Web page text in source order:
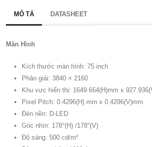
MÔ TẢ DATASHEET
Màn Hình
Kích thước màn hình: 75 inch
Phân giải: 3840 × 2160
Khu vực hiển thị: 1649.664(H)mm x
Pixel Pitch: 0.4296(H) mm x 0.4296(V)mm
Đèn nền: D-LED
Góc nhìn: 178°(H) /178°(V)
Độ sáng: 500 cd/m²